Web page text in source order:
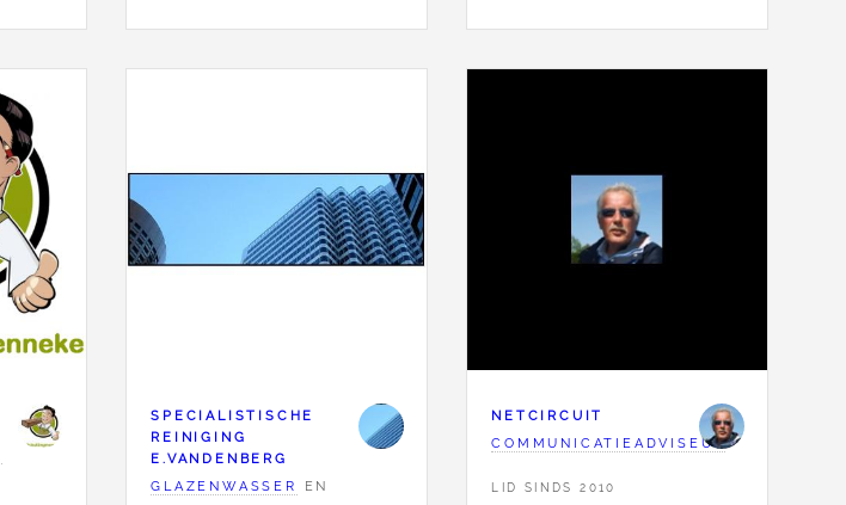
SPECIALISTISCHE
REINIGING
E.VANDENBERG
GLAZENWASSER
EN
NETCIRCUIT
COMMUNICATIEADVISEUR
LID SINDS 2010